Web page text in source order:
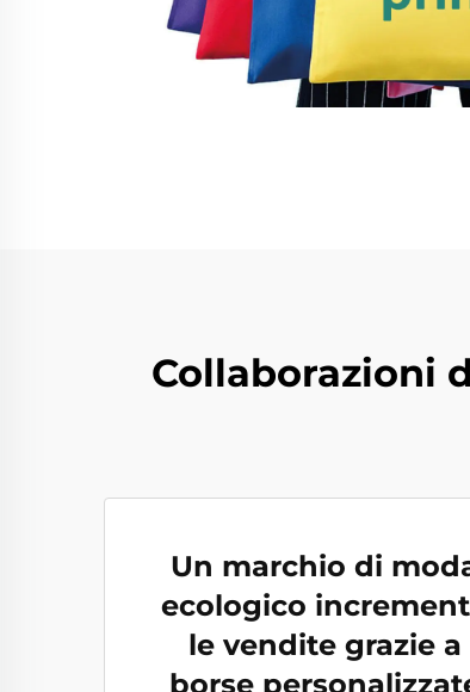
Collaborazioni
Un marchio di
ecologico
le vendite grazie a
borse